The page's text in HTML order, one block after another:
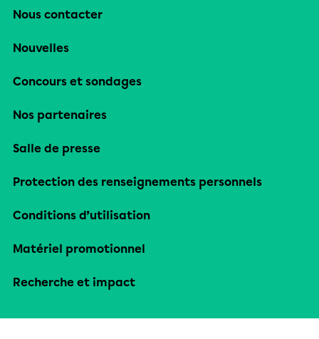
Nous contacter
Nouvelles
Concours et sondages
Nos partenaires
Salle de presse
Protection des renseignements personnels
Conditions d’utilisation
Matériel promotionnel
Recherche et impact